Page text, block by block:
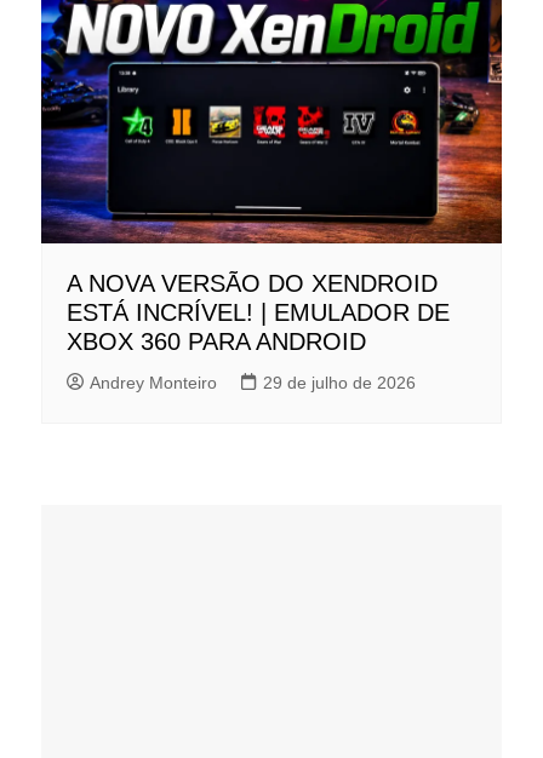
A NOVA VERSÃO DO XENDROID
ESTÁ INCRÍVEL! | EMULADOR DE
XBOX 360 PARA ANDROID
Andrey Monteiro 29 de julho de 2026